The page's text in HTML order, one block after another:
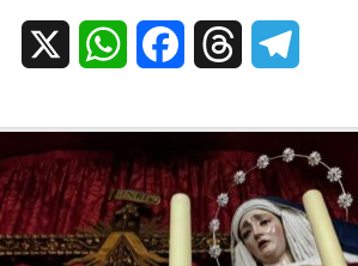
WhatsAppFacebookThreads